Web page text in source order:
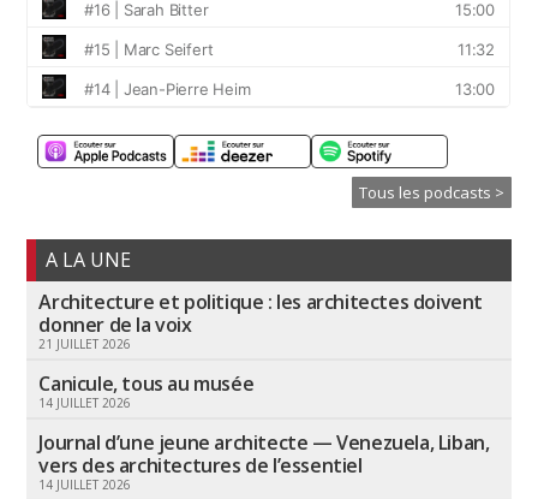
Tous les podcasts >
A LA UNE
Architecture et politique : les architectes doivent
donner de la voix
21 JUILLET 2026
Canicule, tous au musée
14 JUILLET 2026
Journal d’une jeune architecte — Venezuela, Liban,
vers des architectures de l’essentiel
14 JUILLET 2026